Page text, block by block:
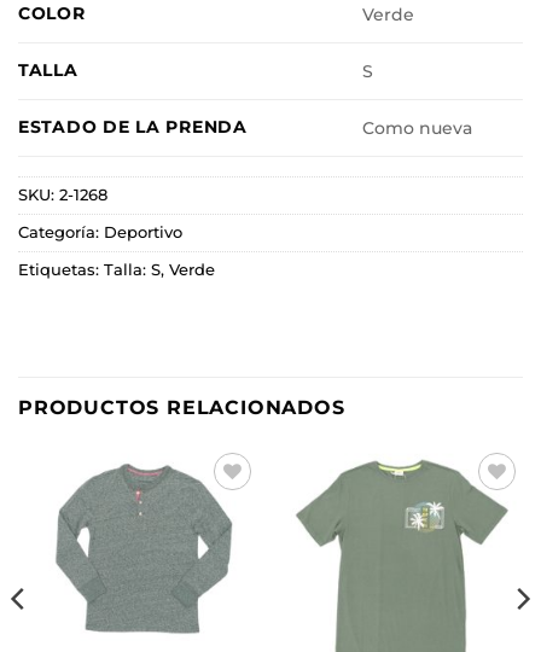
COLOR Verde
TALLA S
ESTADO DE LA PRENDA Como nueva
SKU: 2-1268
Categoría: Deportivo
Etiquetas: Talla: S, Verde
PRODUCTOS RELACIONADOS
Añadir
a la
lista de
deseos
Añadir
a la
lista de
deseos